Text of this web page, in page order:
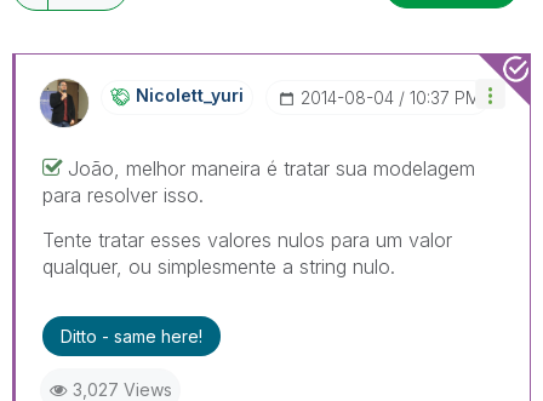
Nicolett_yuri ‎2014-08-04 10:37 PM
João, melhor maneira é tratar sua modelagem
para resolver isso.
Tente tratar esses valores nulos para um valor
qualquer, ou simplesmente a string nulo.
Ditto - same here!
3,027 Views